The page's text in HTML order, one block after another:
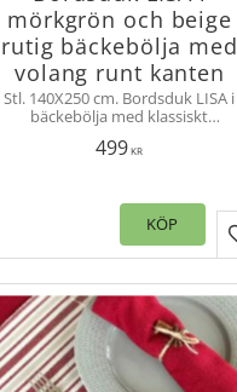
mörkgrön och beige
rutig bäckebölja med
volang runt kanten
Stl. 140X250 cm. Bordsduk LISA i
bäckebölja med klassiskt
längs kanterna ger stil och charm,
touch.
499KR
KÖP